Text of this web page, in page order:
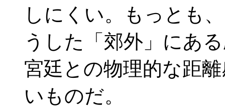
しにくい。もっとも
うした「郊外」にあ
宮廷との物理的な距
いものだ。